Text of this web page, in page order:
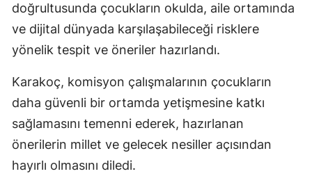
doğrultusunda çocukların okulda, aile ortamında
ve dijital dünyada karşılaşabileceği risklere
yönelik tespit ve öneriler hazırlandı.
Karakoç, komisyon çalışmalarının çocukların
daha güvenli bir ortamda yetişmesine katkı
sağlamasını temenni ederek, hazırlanan
önerilerin millet ve gelecek nesiller açısından
hayırlı olmasını diledi.